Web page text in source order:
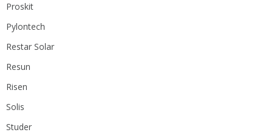
Proskit
Pylontech
Restar Solar
Resun
Risen
Solis
Studer